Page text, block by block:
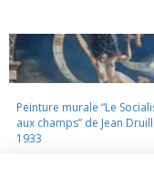
Peinture murale “Le
aux champs” de Jean
1933